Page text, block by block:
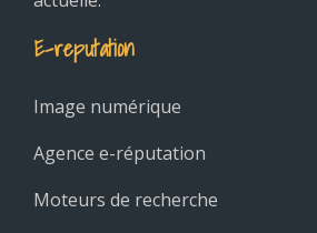
E-reputation
Image numérique
Agence e-réputation
Moteurs de recherche